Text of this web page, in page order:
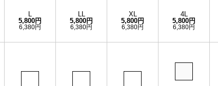
L
5,800円
6,380円
LL
5,800円
6,380円
XL
5,800円
6,380円
4L
5,800円
6,380円